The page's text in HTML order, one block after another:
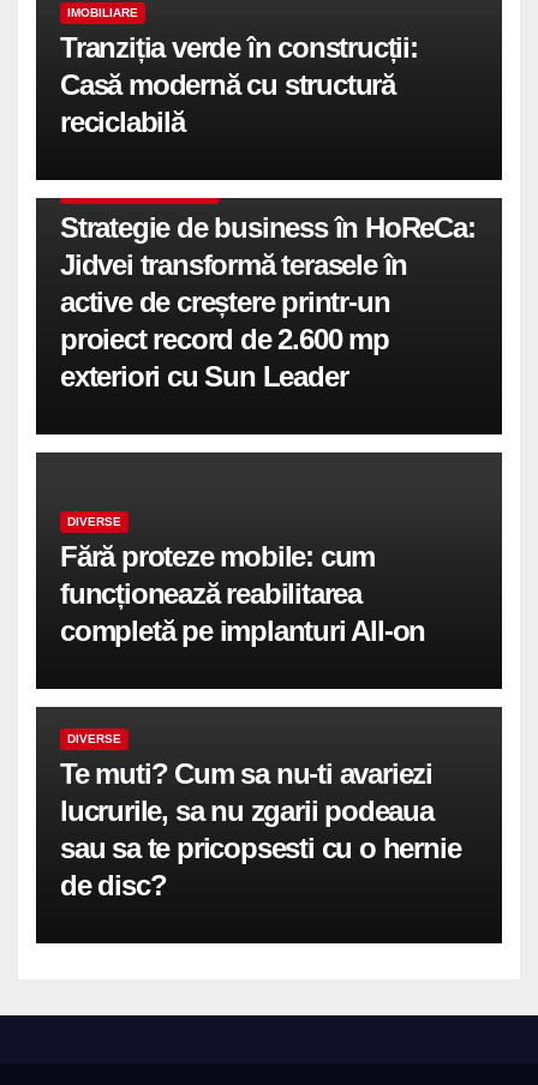
IMOBILIARE
Tranziția verde în construcții:
Casă modernă cu structură
reciclabilă
Strategie de business în HoReCa:
Jidvei transformă terasele în
active de creștere printr-un
proiect record de 2.600 mp
exteriori cu Sun Leader
DIVERSE
Fără proteze mobile: cum
funcționează reabilitarea
completă pe implanturi All-on
DIVERSE
Te muti? Cum sa nu-ti avariezi
lucrurile, sa nu zgarii podeaua
sau sa te pricopsesti cu o hernie
de disc?